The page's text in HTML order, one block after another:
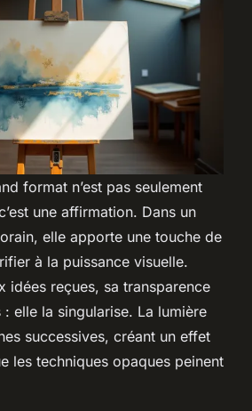
format n’est pas seulement
une affirmation. Dans un
elle apporte une touche de
à la puissance visuelle.
idées reçues, sa transparence
: elle la singularise. La lumière
successives, créant un effet
les techniques opaques peinent